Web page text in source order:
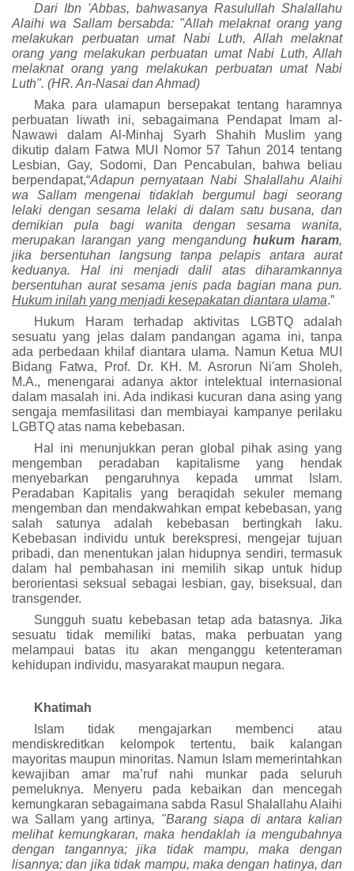
Dari Ibn 'Abbas, bahwasanya Rasulullah Shalallahu
Alaihi wa Sallambersabda: "Allah melaknat orang yang
melakukan perbuatan umat Nabi Luth, Allah melaknat
orang yang melakukan perbuatan umat Nabi Luth, Allah
melaknat orang yang melakukan perbuatan umat Nabi
Luth". (HR. An-Nasai dan Ahmad)
Maka para ulamapun bersepakat tentang haramnya
perbuatan liwath ini, sebagaimana Pendapat Imam al-
Nawawi dalam Al-Minhaj Syarh Shahih Muslim yang
dikutip dalam Fatwa MUI Nomor 57 Tahun 2014 tentang
Lesbian, Gay, Sodomi, Dan Pencabulan, bahwa beliau
berpendapat,“Adapun pernyataan Nabi Shalallahu Alaihi
wa Sallammengenai tidaklah bergumul bagi seorang
lelaki dengan sesama lelaki di dalam satu busana, dan
demikian pula bagi wanita dengan sesama wanita,
merupakan larangan yang mengandung hukum haram,
jika bersentuhan langsung tanpa pelapis antara aurat
keduanya. Hal ini menjadi dalil atas diharamkannya
bersentuhan aurat sesama jenis pada bagian mana pun.
Hukum inilah yang menjadi kesepakatan diantara ulama.”
Hukum Haram terhadap aktivitas LGBTQ adalah
sesuatu yang jelas dalam pandangan agama ini, tanpa
ada perbedaan khilaf diantara ulama. Namun Ketua MUI
Bidang Fatwa,
Prof. Dr. KH. M. Asrorun Ni'am Sholeh,
M.A., menengarai adanya aktor intelektual internasional
dalam masalah ini. Ada indikasi kucuran dana asing yang
sengaja memfasilitasi dan membiayai kampanye perilaku
LGBTQ atas nama kebebasan.
Hal ini menunjukkan peran global pihak asing yang
mengemban peradaban kapitalisme yang hendak
menyebarkan pengaruhnya kepada ummat Islam.
Peradaban Kapitalis yang beraqidah sekuler memang
mengemban dan mendakwahkan empat kebebasan, yang
salah satunya adalah
kebebasan bertingkah laku.
Kebebasan individu untuk berekspresi, mengejar tujuan
pribadi, dan menentukan jalan hidupnya sendiri, termasuk
dalam hal pembahasan ini memilih sikap untuk hidup
berorientasi seksual sebagai
lesbian, gay, biseksual, dan
transgender.
Sungguh suatu kebebasan tetap ada batasnya. Jika
sesuatu tidak memiliki batas, maka perbuatan yang
melampaui batas itu akan menganggu ketenteraman
kehidupan individu, masyarakat maupun negara.
Khatimah
Islam tidak mengajarkan membenci atau
mendiskreditkan kelompok tertentu, baik kalangan
mayoritas maupun minoritas. Namun slam memerintahkan
kewajiban amar ma’ruf nahi munkar pada seluruh
pemeluknya. Menyeru pada kebaikan dan mencegah
kemungkaran sebagaimana sabda Rasul Shalallahu Alaihi
wa Sallamyang artinya, "Barang siapa di antara kalian
melihat kemungkaran, maka hendaklah ia mengubahnya
dengan tangannya; jika tidak mampu, maka dengan
lisannya; dan jika tidak mampu, maka dengan hatinya, dan